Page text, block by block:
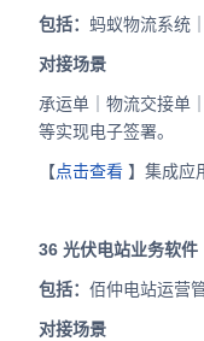
包括： 蚂蚁物流系统
对接场景
承运单｜物流交接单
等实现电子签署。
【点击查看 】集成应
36 光伏电站业务软件
包括： 佰仲电站运营
对接场景